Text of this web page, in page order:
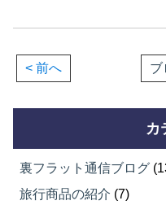
< 前へ ブ
カ
裏フラット通信ブログ
旅行商品の紹介 (7)